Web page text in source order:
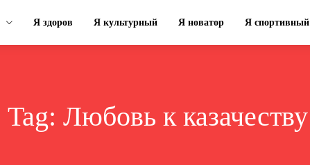
Я здоров Я культурный Я новатор Я спортивный
Tag: Любовь к казачеству